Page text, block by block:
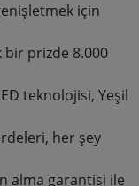
için
bir prizde 8.000
teknolojisi, Yeşil
her şey
alma garantisi ile